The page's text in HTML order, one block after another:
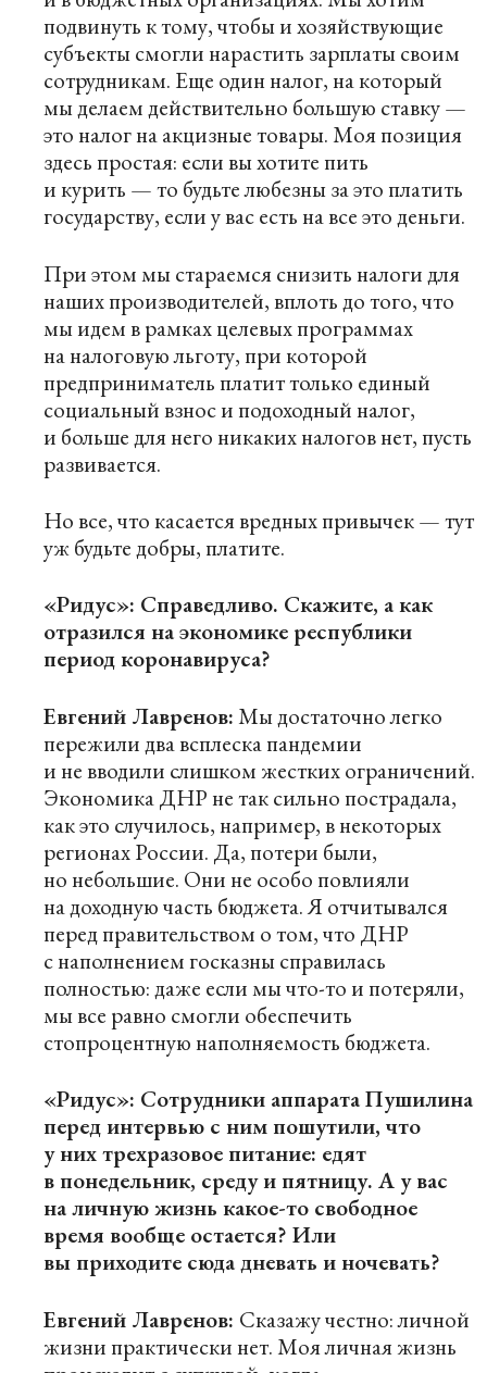
подвинуть к тому, чтобы и хозяйствующие
субъекты смогли нарастить зарплаты своим
сотрудникам. Еще один налог, на который
мы делаем действительно большую ставку —
это налог на акцизные товары. Моя позиция
здесь простая: если вы хотите пить
и курить — то будьте любезны за это платить
государству, если у вас есть на все это деньги.
При этом мы стараемся снизить налоги для
наших производителей, вплоть до того, что
мы идем в рамках целевых программах
на налоговую льготу, при которой
предприниматель платит только единый
социальный взнос и подоходный налог,
и больше для него никаких налогов нет, пусть
развивается.
Но все, что касается вредных привычек — тут
уж будьте добры, платите.
«Ридус»: Справедливо. Скажите, а как
отразился на экономике республики
период коронавируса?
Евгений Лавренов:Мы достаточно легко
пережили два всплеска пандемии
и не вводили слишком жестких ограничений.
Экономика ДНР не так сильно пострадала,
как это случилось, например, в некоторых
регионах России. Да, потери были,
но небольшие. Они не особо повлияли
на доходную часть бюджета. Я отчитывался
перед правительством о том, что ДНР
с наполнением госказны справилась
полностью: даже если мы что-то и потеряли,
мы все равно смогли обеспечить
стопроцентную наполняемость бюджета.
«Ридус»: Сотрудники аппарата Пушилина
перед интервью с ним пошутили, что
у них трехразовое питание: едят
в понедельник, среду и пятницу. А у вас
на личную жизнь какое-то свободное
время вообще остается? Или
вы приходите сюда дневать и ночевать?
Евгений Лавренов: Сказажу честно: личной
жизни практически нет. Моя личная жизнь